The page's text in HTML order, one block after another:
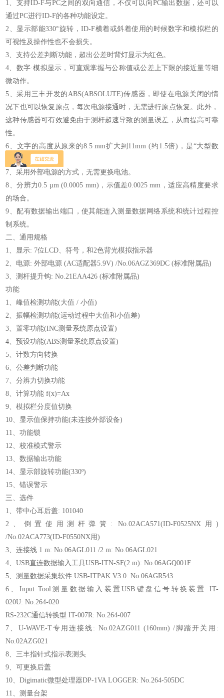
1、支持ID-F与PC之间的双向通信，不仅可以向PC输出数据，还可以
通过PC进行ID-F的各种功能设定。
2、显示部能330°旋转，ID-F横着或斜着使用的时候数字和模拟栏的
可视性及操作性也不会损失。
3、支持公差判断功能，超出公差时背灯显示为红色。
4、数字·模拟显示，可直观掌握与公称值或公差上下限的接近量等细
微动作。
5、采用三丰开发的ABS(ABSOLUTE)传感器，即使在电源关闭的情
况下也可以恢复原点，每次电源接通时，无需进行原点恢复。此外，
这种传感器可有效避免由于测杆超速导致的测量误差，从而提高可靠
性。
6、文字的高度从原来的8.5 mm扩大到11mm (约1.5倍)，是“大型数
字"显示。
7、采用外部电源的方式，无需更换电池。
8、分辨力0.5 µm (0.0005 mm)，示值差0.0025 mm，适应高精度要求
的场合。
9、配有数据输出端口，使其能连入测量数据网络系统和统计过程控
制系统。
二、通用规格
1、显示: 7位LCD、符号，和2色背光模拟指示器
2、电源: 外部电源 (AC适配器5.9V) /No.06AGZ369DC (标准附属品)
3、测杆提升钩: No.21EAA426 (标准附属品)
功能
1、峰值检测功能(大值 / 小值)
2、振幅检测功能(运动过程中大值和小值差)
3、置零功能(INC测量系统原点设置)
4、预设功能(ABS测量系统原点设置)
5、计数方向转换
6、公差判断功能
7、分辨力切换功能
8、计算功能 f(x)=Ax
9、模拟栏分度值切换
10、显示值保持功能(未连接外部设备)
11、功能锁
12、校准模式警示
13、数据输出功能
14、显示部旋转功能(330º)
15、错误警示
三、选件
1、带中心耳后盖: 101040
2、倒置使用测杆弹簧: No.02ACA571(ID-F0525NX用)
/No.02ACA773(ID-F0550NX用)
3、连接线 1 m: No.06AGL011 /2 m: No.06AGL021
4、USB直连数据输入工具USB-ITN-SF(2 m): No.06AGQ001F
5、测量数据采集软件 USB-ITPAK V3.0: No.06AGR543
6、Input Tool测量数据输入装置USB键盘信号转换装置 IT-
020U: No.264-020
RS-232C通信转换型 IT-007R: No.264-007
7、U-WAVE-T专用连接线: No.02AZG011 (160mm) /脚踏开关用:
No.02AZG021
8、三丰指针式指示表测头
9、可更换后盖
10、Digimatic微型处理器DP-1VA LOGGER: No.264-505DC
11、测量台架